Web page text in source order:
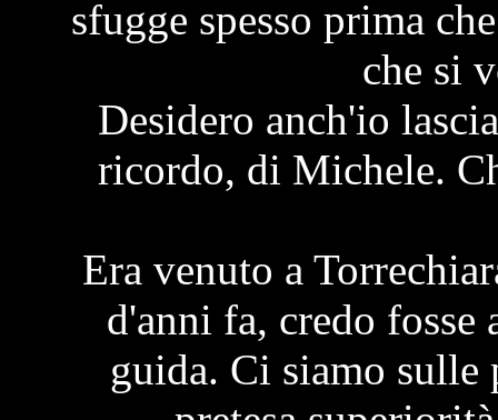
sfugge spesso prima
che si
Desidero anch'io
ricordo, di Michele.
Era venuto a
d'anni fa, credo
guida. Ci siamo